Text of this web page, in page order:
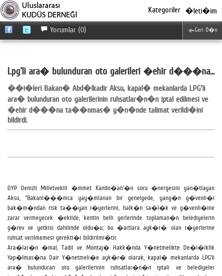
�leti�im
Kategoriler
Lpg'li ara� bulunduran oto galerileri �ehir d���na...
��i�leri Bakan� Abd�lkadir Aksu, kapal� mekanlarda LPG'li
ara� bulunduran oto galerilerinin ruhsatlar�n�n iptal edilmesi ve
�ehir d���na ta��nmas� y�n�nde talimat verildi�ini
bildirdi.
DYP Denizli Milletvekili �mmet Kando�an'�n soru �nergesini yan�tlayan
Aksu, ''Bakanl���mca yay�mlanan bir genelgede, yang�n g�venli�i
bak�m�ndan risk ta��yan i�yerlerini, halk�n sa�l�k ve g�venli�ine
zarar vermeyecek �ekilde, kentin belli yerlerinde toplaman�n belediyelerin
g�rev ve yetkisi dahilinde oldu�u; bu �artlara ayk�r� olan i�yerlerine
ruhsat verilmemesi gerekti�i bildirilmi�tir.
Ara�lar�n �mal, Tadil ve Montaj� Hakk�nda Y�netmelikte De�i�iklik
Yap�lmas�na Dair Y�netmeli�e ayk�r� olarak, kapal� mekanlarda LPG'li
ara� bulunduran oto galerilerinin ruhsatlar�n�n iptali ve belediyeler
Geri D�n
Yorumlar (0)